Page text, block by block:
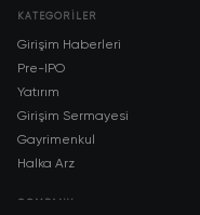
KATEGORILER
Girişim Haberleri
Pre-IPO
Yatırım
Girişim Sermayesi
Gayrimenkul
Halka Arz
COMPANY